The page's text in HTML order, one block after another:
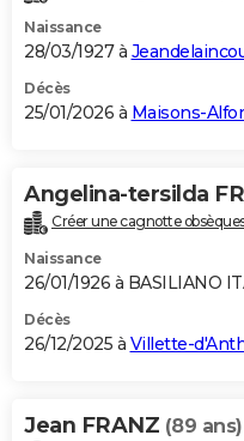
Naissance
28/03/1927 à
Décès
25/01/2026 à Maisons-
Angelina-tersilda
Créer une cagnotte
Naissance
26/01/1926 à BASILIANO
Décès
26/12/2025 à Villette-
Jean FRANZ (89 ans)